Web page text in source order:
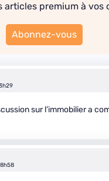
articles premium à vos
Abonnez-vous
sur l’immobilier a